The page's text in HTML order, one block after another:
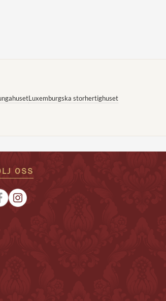
Luxemburgska storhertighuset
OSS